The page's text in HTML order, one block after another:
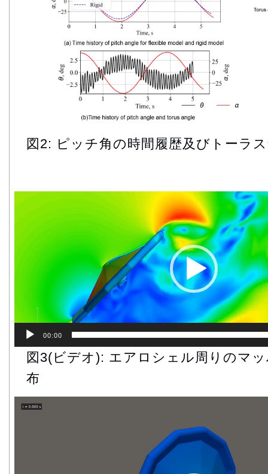
図2: ピッチ角の時間履歴及びトーラ
00:00
図3(ビデオ): エアロシェル周りのマ
布
動